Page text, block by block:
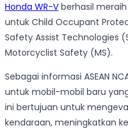
Honda WR-V berhasil meraih
untuk Child Occupant
Safety Assist Technologies
Motorcyclist Safety (MS).
Sebagai informasi ASEAN
untuk mobil-mobil baru
ini bertujuan untuk
kendaraan, meningkatkan